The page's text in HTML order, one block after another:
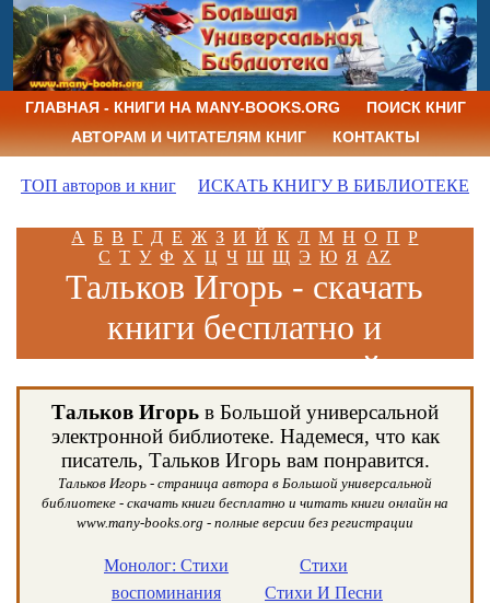
ГЛАВНАЯ - КНИГИ НА MANY-BOOKS.ORG
ПОИСК КНИГ
АВТОРАМ И ЧИТАТЕЛЯМ КНИГ
КОНТАКТЫ
ТОП авторов и книг ИСКАТЬ КНИГУ В БИБЛИОТЕКЕ
А Б В Г Д Е Ж З И Й К Л М Н О П Р
С Т У Ф Х Ц Ч Ш Щ Э Ю Я AZ
Тальков Игорь - скачать
книги бесплатно и
читать книги онлайн
Тальков Игорь в Большой универсальной
электронной библиотеке. Надемеся, что как
писатель, Тальков Игорь вам понравится.
Тальков Игорь - страница автора в Большой универсальной
библиотеке - скачать книги бесплатно и читать книги онлайн на
www.many-books.org - полные версии без регистрации
Монолог: Стихи
воспоминания
Стихи
Стихи И Песни